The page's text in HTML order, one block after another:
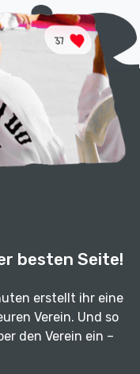
besten Seite!
erstellt ihr eine
Verein. Und so
den Verein ein –